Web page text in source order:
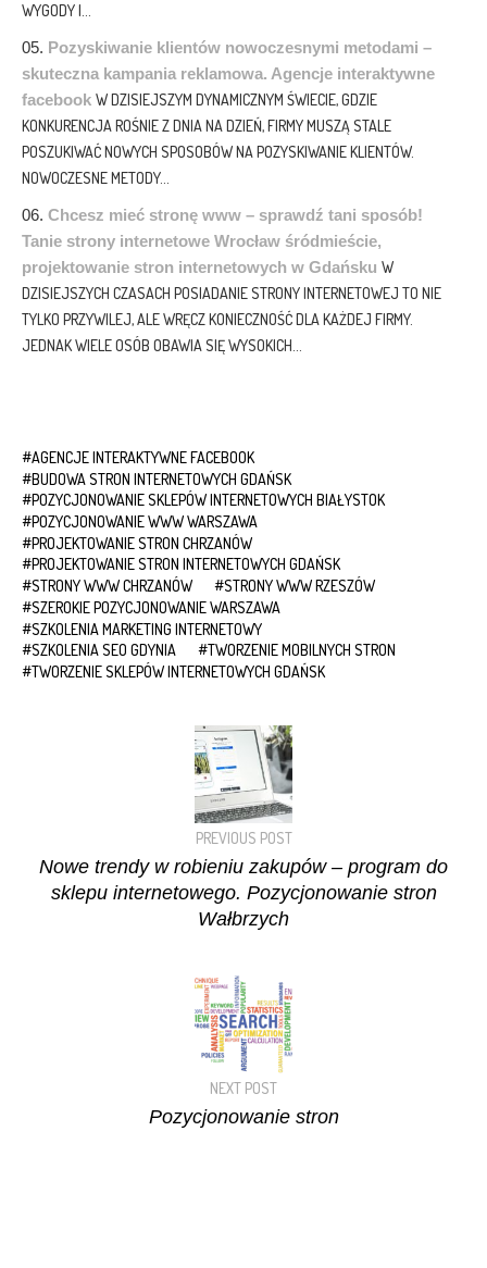
WYGODY I...
Pozyskiwanie klientów nowoczesnymi metodami –
skuteczna kampania reklamowa. Agencje interaktywne
facebook W DZISIEJSZYM DYNAMICZNYM ŚWIECIE, GDZIE
KONKURENCJA ROŚNIE Z DNIA NA DZIEŃ, FIRMY MUSZĄ STALE
POSZUKIWAĆ NOWYCH SPOSOBÓW NA POZYSKIWANIE KLIENTÓW.
NOWOCZESNE METODY...
Chcesz mieć stronę www – sprawdź tani sposób!
Tanie strony internetowe Wrocław śródmieście,
projektowanie stron internetowych w Gdańsku W
DZISIEJSZYCH CZASACH POSIADANIE STRONY INTERNETOWEJ TO NIE
TYLKO PRZYWILEJ, ALE WRĘCZ KONIECZNOŚĆ DLA KAŻDEJ FIRMY.
JEDNAK WIELE OSÓB OBAWIA SIĘ WYSOKICH...
AGENCJE INTERAKTYWNE FACEBOOK
BUDOWA STRON INTERNETOWYCH GDAŃSK
POZYCJONOWANIE SKLEPÓW INTERNETOWYCH BIAŁYSTOK
POZYCJONOWANIE WWW WARSZAWA
PROJEKTOWANIE STRON CHRZANÓW
PROJEKTOWANIE STRON INTERNETOWYCH GDAŃSK
STRONY WWW CHRZANÓW
STRONY WWW RZESZÓW
SZEROKIE POZYCJONOWANIE WARSZAWA
SZKOLENIA MARKETING INTERNETOWY
SZKOLENIA SEO GDYNIA
TWORZENIE MOBILNYCH STRON
TWORZENIE SKLEPÓW INTERNETOWYCH GDAŃSK
PREVIOUS POST
Nowe trendy w robieniu zakupów – program do
sklepu internetowego. Pozycjonowanie stron
Wałbrzych
NEXT POST
Pozycjonowanie stron